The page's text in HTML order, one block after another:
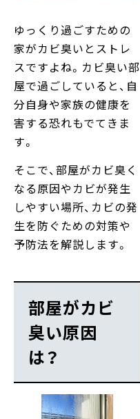
ゆっくり過ごすための
家がカビ臭いとストレ
スですよね。カビ臭い部
屋で過ごしていると、自
分自身や家族の健康を
害する恐れもでてきま
す。
そこで、部屋がカビ臭く
なる原因やカビが発生
しやすい場所、カビの発
生を防ぐための対策や
予防法を解説します。
部屋がカビ
臭い原因
は？